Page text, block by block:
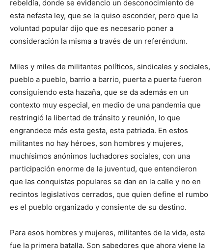
rebeldía, donde se evidencio un desconocimiento de
esta nefasta ley, que se la quiso esconder, pero que la
voluntad popular dijo que es necesario poner a
consideración la misma a través de un referéndum.
Miles y miles de militantes políticos, sindicales y sociales,
pueblo a pueblo, barrio a barrio, puerta a puerta fueron
consiguiendo esta hazaña, que se da además en un
contexto muy especial, en medio de una pandemia que
restringió la libertad de tránsito y reunión, lo que
engrandece más esta gesta, esta patriada. En estos
militantes no hay héroes, son hombres y mujeres,
muchísimos anónimos luchadores sociales, con una
participación enorme de la juventud, que entendieron
que las conquistas populares se dan en la calle y no en
recintos legislativos cerrados, que quien define el rumbo
es el pueblo organizado y consiente de su destino.
Para esos hombres y mujeres, militantes de la vida, esta
fue la primera batalla. Son sabedores que ahora viene la